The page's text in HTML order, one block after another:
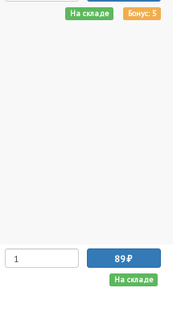
На складе Бонус: 5
89
На складе